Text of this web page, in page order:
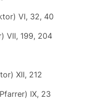
VI, 32, 40
VII, 199, 204
XII, 212
IX, 23